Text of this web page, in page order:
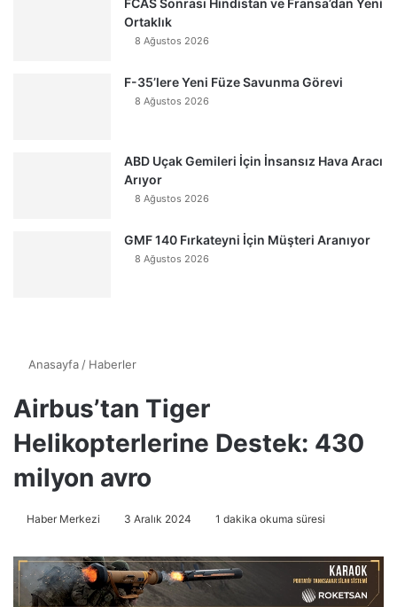
FCAS Sonrası Hindistan ve Fransa’dan Yeni
Ortaklık
8 Ağustos 2026
F-35’lere Yeni Füze Savunma Görevi
8 Ağustos 2026
ABD Uçak Gemileri İçin İnsansız Hava Aracı
Arıyor
8 Ağustos 2026
GMF 140 Fırkateyni İçin Müşteri Aranıyor
8 Ağustos 2026